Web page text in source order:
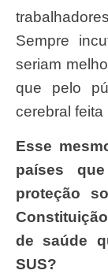
Sempre
seriam
que pelo
cerebral
Esse mesmo processo foi visto em outros
países
proteção
de saúde
SUS?